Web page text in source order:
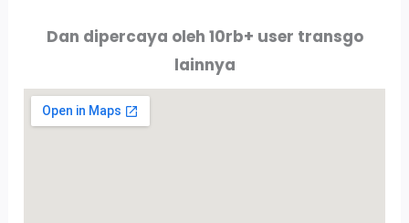
Dan dipercaya oleh 10rb+ user transgo
lainnya